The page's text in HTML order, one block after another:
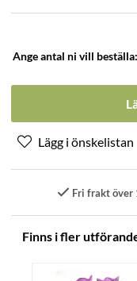
Ange antal ni vill beställa:
Fri frakt över
Finns i fler